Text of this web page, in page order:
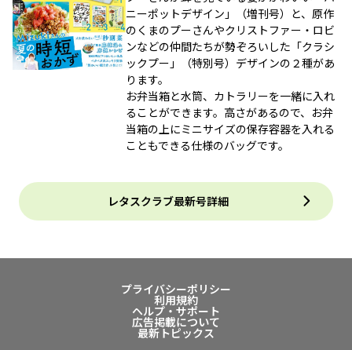
ニーポットデザイン」（増刊号）と、原作
のくまのプーさんやクリストファー・ロビ
ンなどの仲間たちが勢ぞろいした「クラシ
ックプー」（特別号）デザインの２種があ
ります。
お弁当箱と水筒、カトラリーを一緒に入れ
ることができます。高さがあるので、お弁
当箱の上にミニサイズの保存容器を入れる
こともできる仕様のバッグです。
レタスクラブ最新号詳細
プライバシーポリシー
利用規約
ヘルプ・サポート
広告掲載について
最新トピックス